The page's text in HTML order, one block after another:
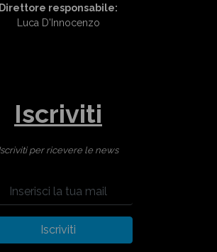
Direttore responsabile:
Luca D'Innocenzo
Iscriviti
per ricevere le news
Iscriviti